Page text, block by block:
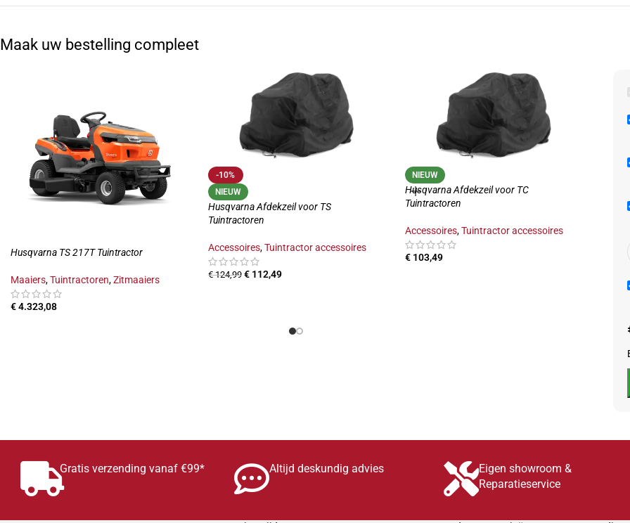
Maak uw bestelling compleet
Husqvarna TS 217T Tuintractor
Maaiers,Tuintractoren,Zitmaaiers
€4.323,08
-10%
NIEUW
Husqvarna Afdekzeil voor TS
Tuintractoren
Accessoires, Tuintractor accessoires
€124,99 €112,49
NIEUW
Husqvarna Afdekzeil voor TC
Tuintractoren
Accessoires, Tuintractor accessoires
€ 103,49
Gratis verzending vanaf €99* Altijd deskundig advies
Eigen showroom &
Reparatieservice